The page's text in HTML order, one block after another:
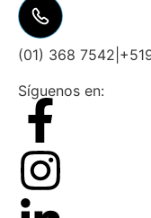
(01) 368 7542
Síguenos en: